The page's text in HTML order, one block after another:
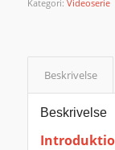
Kategori: Videoserie
Beskrivelse
Beskrivelse